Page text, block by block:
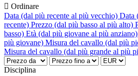
 Ordinare
Data (dal più recente al più vecchio) Data
recente) Prezzo (dal più basso al più alto)
basso) Età (dal più giovane al più anziano)
più giovane) Misura del cavallo (dal più
Misura del cavallo (dal più grande al più
Disciplina